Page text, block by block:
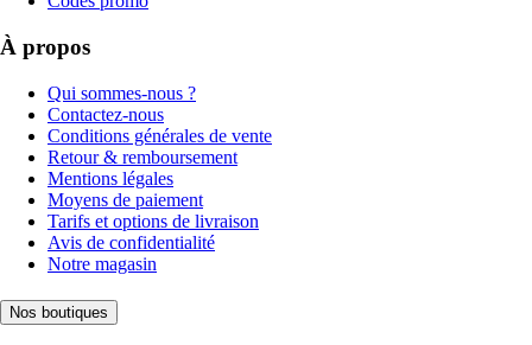
À propos
Qui sommes-nous ?
Contactez-nous
Conditions générales de vente
Retour & remboursement
Mentions légales
Moyens de paiement
Tarifs et options de livraison
Avis de confidentialité
Notre magasin
Nos boutiques